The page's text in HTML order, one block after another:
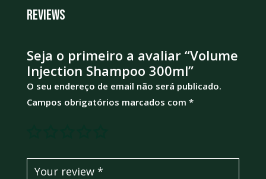
Reviews
Seja o primeiro a avaliar “Volume
Injection Shampoo 300ml”
O seu endereço de email não será publicado.
Campos obrigatórios marcados com *